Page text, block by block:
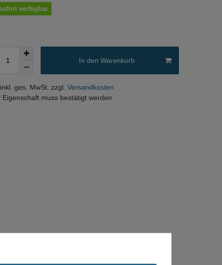
verfügbar
In den Warenkorb
ges. MwSt. zzgl. Versandkosten
Eigenschaft muss bestätigt werden